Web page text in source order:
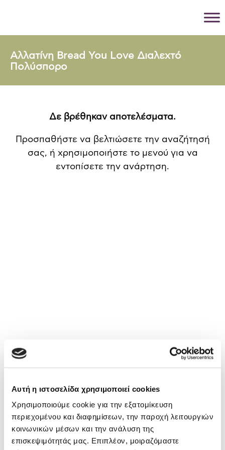
Αυτή η ιστοσελίδα χρησιμοποιεί cookies
Χρησιμοποιούμε cookie για την εξατομίκευση
περιεχομένου και διαφημίσεων, την παροχή λειτουργιών
κοινωνικών μέσων και την ανάλυση της
επισκεψιμότητάς μας. Επιπλέον, μοιραζόμαστε
Αλλατίνη Bread You Love Διαλεχτό
Πολύσπορο
Δε βρέθηκαν αποτελέσματα.
Προσπαθήστε να βελτιώσετε την αναζήτησή
σας, ή χρησιμοποιήστε το μενού για να
εντοπίσετε την ανάρτηση.